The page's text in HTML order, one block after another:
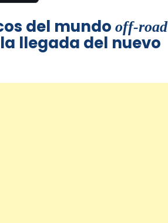
del mundo off-road
llegada del nuevo